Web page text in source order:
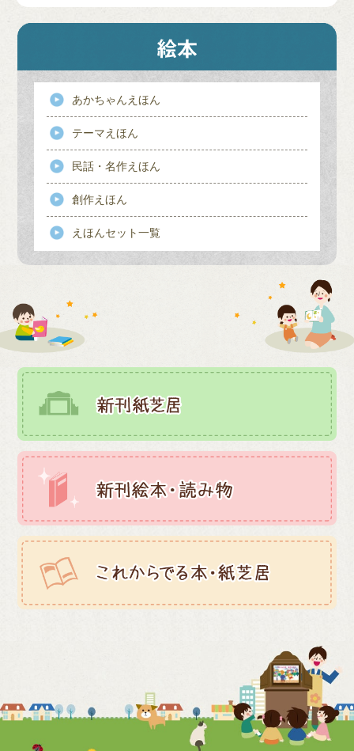
あかちゃんえほん
テーマえほん
民話・名作えほん
創作えほん
えほんセット一覧